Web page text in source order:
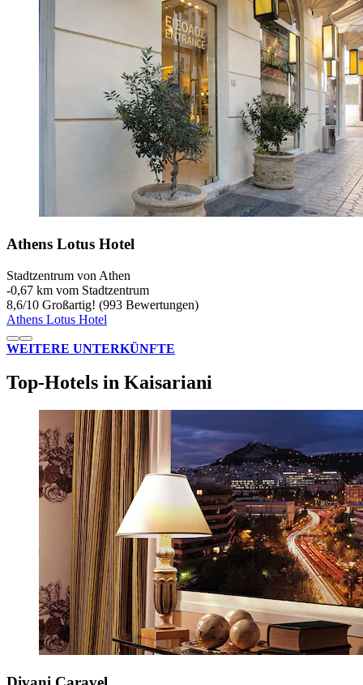
Athens Lotus Hotel
Stadtzentrum von Athen
‐0,67 km vom Stadtzentrum
8,6/10 Großartig! (993 Bewertungen)
Athens Lotus Hotel
WEITERE UNTERKÜNFTE
Top-Hotels in Kaisariani